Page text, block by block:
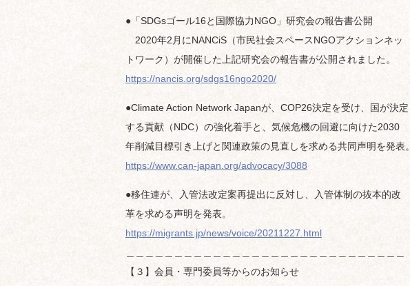
●「SDGsゴール16と国際協力NGO」研究会の報告書公開
2020年2月にNANCiS（市民社会スペースNGOアクションネッ
トワーク）が開催した上記研究会の報告書が公開されました。
https://nancis.org/sdgs16ngo2020/
●Climate Action Network Japanが、COP26決定を受け、国が決定
する貢献（NDC）の強化着手と、気候危機の回避に向けた2030
年削減目標引き上げと関連政策の見直しを求める共同声明を発表。
https://www.can-japan.org/advocacy/3088
●移住連が、入管法改定案再提出に反対し、入管体制の抜本的改
革を求める声明を発表。
https://migrants.jp/news/voice/20211227.html
【３】会員・専門委員等からのお知らせ